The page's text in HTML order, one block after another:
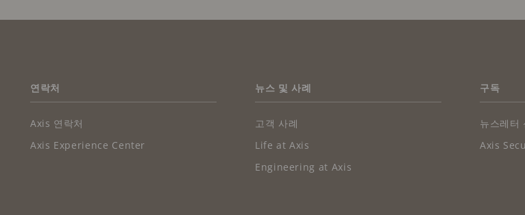
FOOTER
연락처
Axis 연락처
Axis Experience Center
뉴스 및 사례
고객 사례
Life at Axis
Engineering at Axis
구독
뉴스레터
Axis